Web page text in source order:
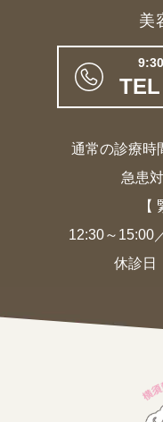
美
通常の診療時
急患
【
12:30～15:00
休診日